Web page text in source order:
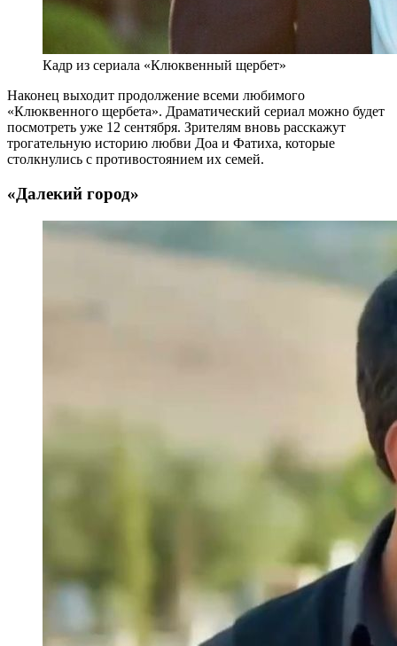
Кадр из сериала «Клюквенный щербет»
Наконец выходит продолжение всеми любимого
«Клюквенного щербета». Драматический сериал можно будет
посмотреть уже 12 сентября. Зрителям вновь расскажут
трогательную историю любви Доа и Фатиха, которые
столкнулись с противостоянием их семей.
«Далекий город»